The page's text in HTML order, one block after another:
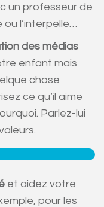
un professeur de
l’interpelle…
des médias
enfant mais
chose
ce qu’il aime
Parlez-lui
et aidez votre
pour les